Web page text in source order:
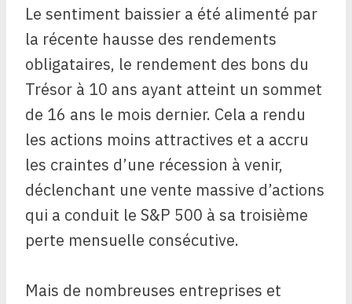
Le sentiment baissier a été alimenté par
la récente hausse des rendements
obligataires, le rendement des bons du
Trésor à 10 ans ayant atteint un sommet
de 16 ans le mois dernier. Cela a rendu
les actions moins attractives et a accru
les craintes d’une récession à venir,
déclenchant une vente massive d’actions
qui a conduit le S&P 500 à sa troisième
perte mensuelle consécutive.
Mais de nombreuses entreprises et